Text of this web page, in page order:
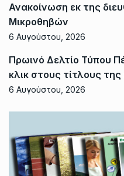
Ανακοίνωση εκ της
Μικροθηβών
6 Αυγούστου, 2026
Πρωινό Δελτίο Τύπου
κλικ στους τίτλους
6 Αυγούστου, 2026